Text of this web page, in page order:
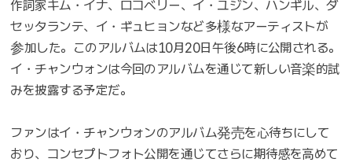
作詞家キム・イナ、ロコベリー、イ・ユジン、ハンギル、ダ
セッタランテ、イ・ギュヒョンなど多様なアーティストが
参加した。このアルバムは10月20日午後6時に公開される。
イ・チャンウォンは今回のアルバムを通じて新しい音楽的試
みを披露する予定だ。
ファンはイ・チャンウォンのアルバム発売を心待ちにして
おり、コンセプトフォト公開を通じてさらに期待感を高めて